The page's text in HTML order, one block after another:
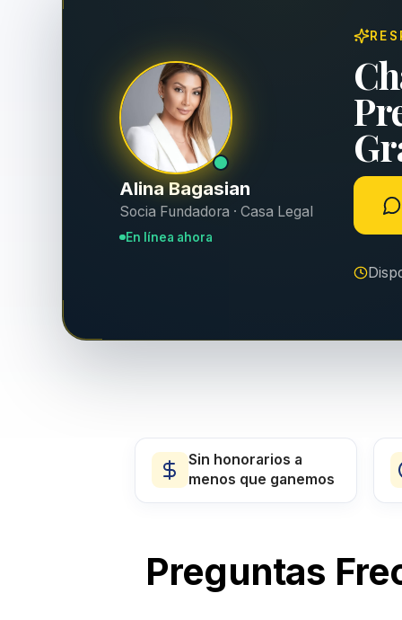
Alina Bagasian
Socia Fundadora · Casa Legal
En línea ahora
Sin honorarios a
menos que ganemos
Preguntas